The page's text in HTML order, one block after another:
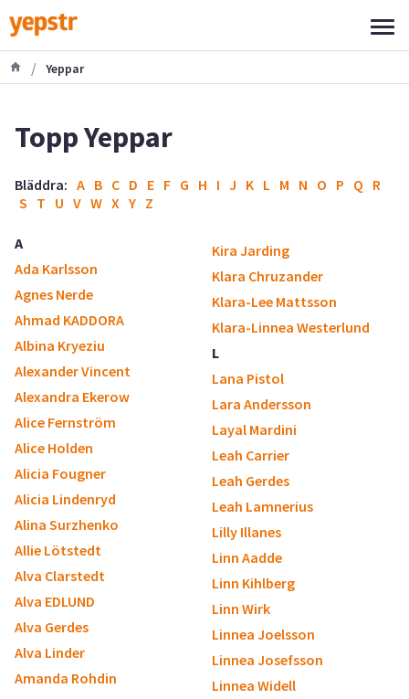
/ Yeppar
Topp Yeppar
Bläddra: A B C D E F G H I J K L M N O P Q R
S T U V W X Y Z
A
Ada Karlsson
Agnes Nerde
Ahmad KADDORA
Albina Kryeziu
Alexander Vincent
Alexandra Ekerow
Alice Fernström
Alice Holden
Alicia Fougner
Alicia Lindenryd
Alina Surzhenko
Allie Lötstedt
Alva Clarstedt
Alva EDLUND
Alva Gerdes
Alva Linder
Amanda Rohdin
Kira Jarding
Klara Chruzander
Klara-Lee Mattsson
Klara-Linnea Westerlund
L
Lana Pistol
Lara Andersson
Layal Mardini
Leah Carrier
Leah Gerdes
Leah Lamnerius
Lilly Illanes
Linn Aadde
Linn Kihlberg
Linn Wirk
Linnea Joelsson
Linnea Josefsson
Linnea Widell